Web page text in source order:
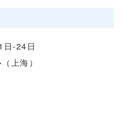
日-24日
上海）